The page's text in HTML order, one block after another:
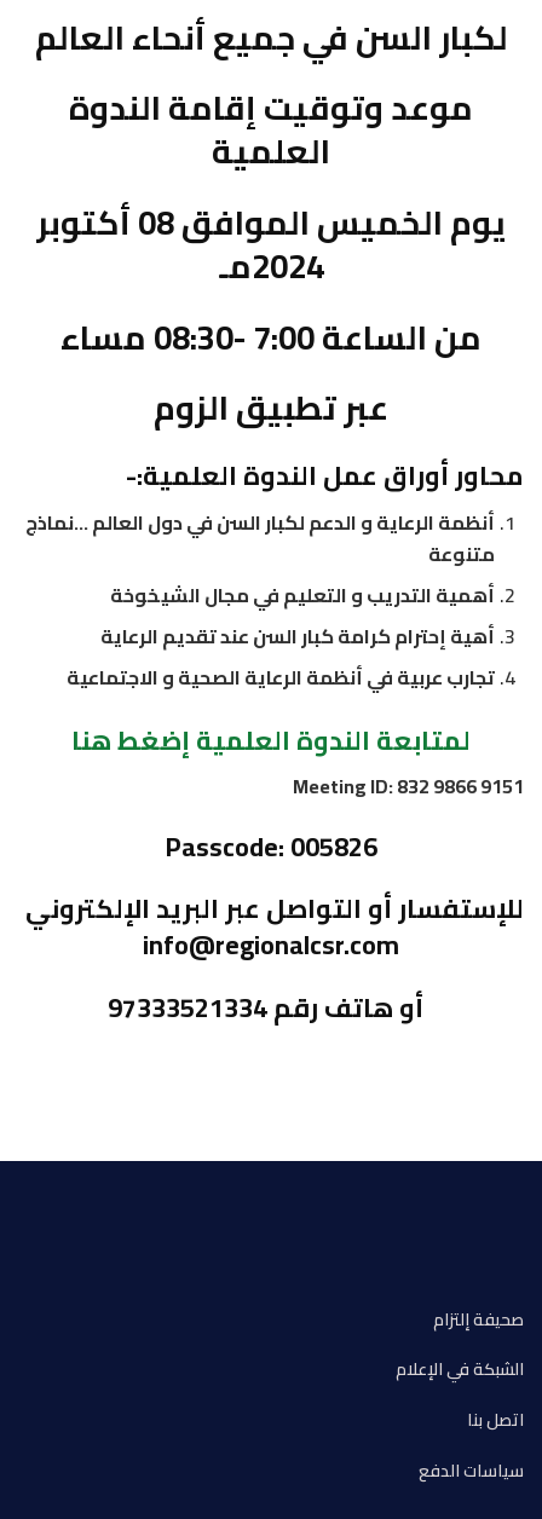
لكبار السن في جميع أنحاء العالم
موعد وتوقيت إقامة الندوة
العلمية
يوم الخميس الموافق 08 أكتوبر
2024مـ
من الساعة 7:00 -08:30 مساء
عبر تطبيق الزوم
محاور أوراق عمل الندوة العلمية:-
أنظمة الرعاية و الدعم لكبار السن في دول العالم …نماذج
متنوعة
أهمية التدريب و التعليم في مجال الشيخوخة
أهية إحترام كرامة كبار السن عند تقديم الرعاية
تجارب عربية في أنظمة الرعاية الصحية و الاجتماعية
لمتابعة الندوة العلمية إضغط هنا
Meeting ID:832 9866 9151
Passcode: 005826
للإستفسار أو التواصل عبر البريد الإلكتروني
info@regionalcsr.com
أو هاتف رقم 97333521334
صحيفة إلتزام
الشبكة في الإعلام
اتصل بنا
سياسات الدفع